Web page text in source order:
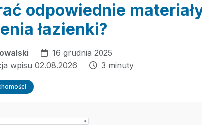
odpowiednie
łazienki?
16 grudnia 2025
wpisu 02.08.2026
3 minuty